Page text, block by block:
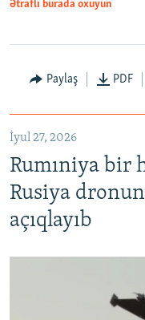
Ətraflı burada oxuyun
Paylaş PDF
İyul 27, 2026
Rumıniya bir
Rusiya
açıqlayıb